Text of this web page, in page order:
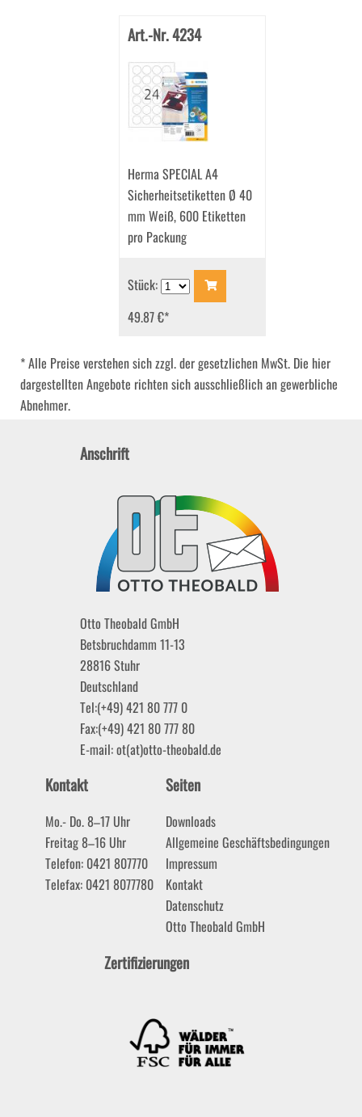
Art.-Nr. 4234
Herma SPECIAL A4
Sicherheitsetiketten Ø 40
mm Weiß, 600 Etiketten
pro Packung
Stück:
49.87 €*
* Alle Preise verstehen sich zzgl. der gesetzlichen MwSt. Die hier
dargestellten Angebote richten sich ausschließlich an gewerbliche
Abnehmer.
Anschrift
Otto Theobald GmbH
Betsbruchdamm 11-13
28816Stuhr
Deutschland
Tel:(+49) 421 80 777 0
Fax:(+49) 421 80 777 80
E-mail:ot(at)otto-theobald.de
Kontakt
Mo.- Do. 8–17 Uhr
Freitag 8–16 Uhr
Telefon: 0421 807770
Telefax: 0421 8077780
Seiten
Downloads
Allgemeine Geschäftsbedingungen
Impressum
Kontakt
Datenschutz
Otto Theobald GmbH
Zertifizierungen